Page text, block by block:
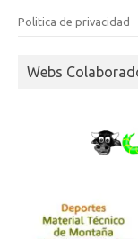
Politica de privacidad
Webs